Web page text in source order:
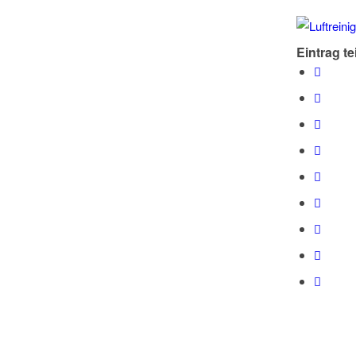
Eintrag